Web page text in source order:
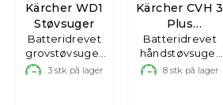
Kärcher WD1
Støvsuger
Batteridrevet
grovstøvsuger
våt/tørr
3 stk på lager
Kärcher CVH 3
Plus
håndstøvsuger
Batteridrevet
håndstøvsuger
m/ Ladestand
8 stk på lager